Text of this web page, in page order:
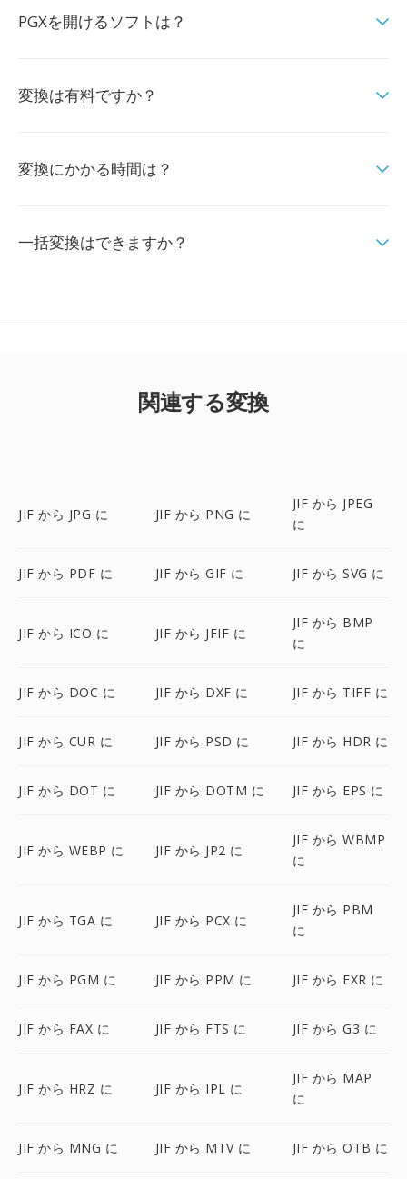
PGXを開けるソフトは？
変換は有料ですか？
変換にかかる時間は？
一括変換はできますか？
関連する変換
JIF から JPG に JIF から PNG に
JIF から JPEG
に
JIF から PDF に JIF から GIF に JIF から SVG に
JIF から ICO に JIF から JFIF に
JIF から BMP
に
JIF から DOC に JIF から DXF に JIF から TIFF に
JIF から CUR に JIF から PSD に JIF から HDR に
JIF から DOT に JIF から DOTM に JIF から EPS に
JIF から WEBP に JIF から JP2 に
JIF から WBMP
に
JIF から TGA に JIF から PCX に
JIF から PBM
に
JIF から PGM に JIF から PPM に JIF から EXR に
JIF から FAX に JIF から FTS に JIF から G3 に
JIF から HRZ に JIF から IPL に
JIF から MAP
に
JIF から MNG に JIF から MTV に JIF から OTB に